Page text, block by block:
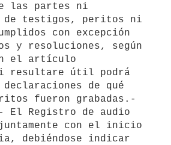
las partes ni
de testigos, peritos ni
con excepción
y resoluciones, según
el artículo
resultare útil podrá
de qué
fueron grabadas.-
con el inicio
debiéndose indicar